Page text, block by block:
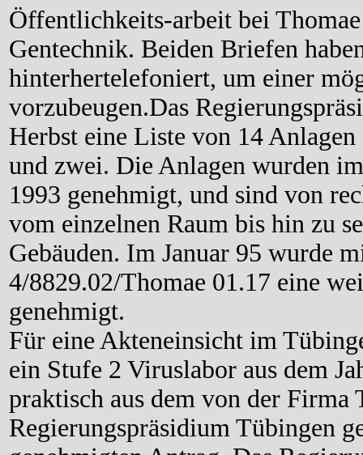
Öffentlichkeits-arbeit bei
Gentechnik. Beiden Briefen
hinterhertelefoniert, um einer
vorzubeugen.Das
Herbst eine Liste von 14
und zwei. Die Anlagen wurden
1993 genehmigt, und sind von
vom einzelnen Raum bis hin zu
Gebäuden. Im Januar 95 wurde
4/8829.02/Thomae 01.17 eine
genehmigt.
Für eine Akteneinsicht im
ein Stufe 2 Viruslabor aus dem
praktisch aus dem von der Firma
Regierungspräsidium Tübingen